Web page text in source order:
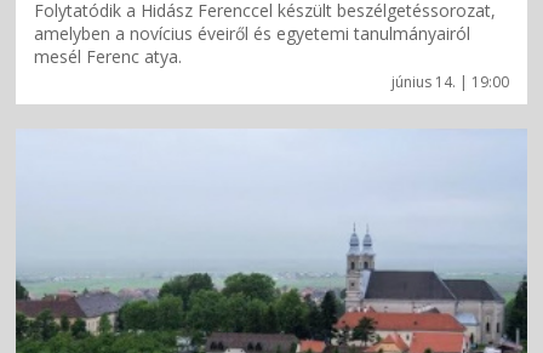
június 14. | 19:00
Folytatódik a Hidász Ferenccel készült beszélgetéssorozat,
amelyben a novícius éveiről és egyetemi tanulmányairól
mesél Ferenc atya.